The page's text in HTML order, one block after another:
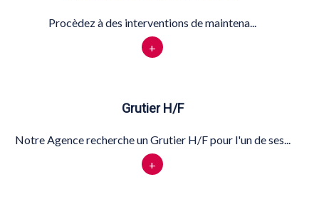
Procèdez à des interventions de maintena...
+
Grutier H/F
Notre Agence recherche un Grutier H/F pour l'un de ses...
+